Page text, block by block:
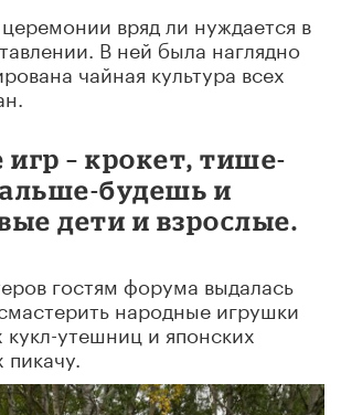
вряд ли нуждается в
В ней была наглядно
чайная культура всех
игр – крокет, тише-
будешь и
дети и взрослые.
гостям форума выдалась
народные игрушки
кукл-утешниц и японских